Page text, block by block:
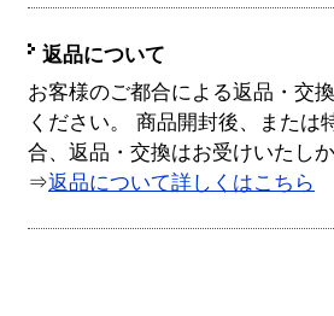
返品について
お客様のご都合による返品・交
ください。 商品開封後、または
合、返品・交換はお受けいたし
⇒返品について詳しくはこちら